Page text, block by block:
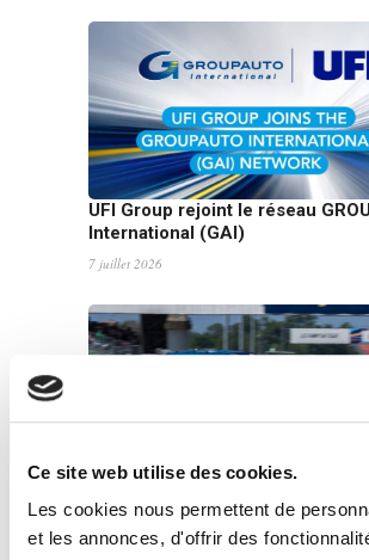
Ce site web utilise des cookies.
Les cookies nous permettent de
et les annonces, d'offrir des
UFI Group rejoint le réseau
International (GAI)
7 juillet 2026
Newell pour le Goodyear FIA
Truck Racing Championship